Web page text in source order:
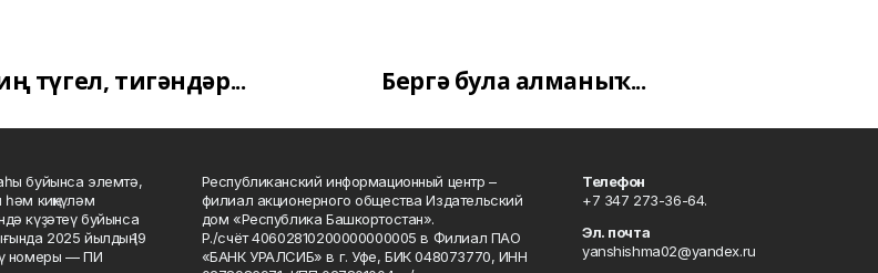
түгел, тигәндәр... Бергә була алманыҡ...
буйынса элемтә,
киңкүләм
күҙәтеү буйынса
2025 йылдың 19
номеры — ПИ
Республиканский информационный центр –
филиал акционерного общества Издательский
дом «Республика Башкортостан».
Р./счёт 40602810200000000005 в Филиал ПАО
«БАНК УРАЛСИБ» в г. Уфе, БИК 048073770, ИНН
Телефон
+7 347 273-36-64.
Эл. почта
yanshishma02@yandex.ru